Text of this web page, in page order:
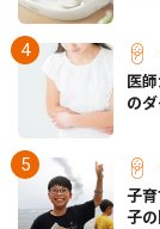
医
の
子
子